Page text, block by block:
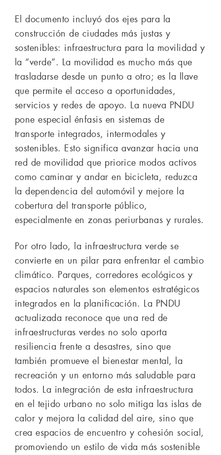
El documento incluyó dos ejes para la
construcción de ciudades más justas y
sostenibles: infraestructura para la movilidad y
la “verde”. La movilidad es mucho más que
trasladarse desde un punto a otro; es la llave
que permite el acceso a oportunidades,
servicios y redes de apoyo. La nueva PNDU
pone especial énfasis en sistemas de
transporte integrados, intermodales y
sostenibles. Esto significa avanzar hacia una
red de movilidad que priorice modos activos
como caminar y andar en bicicleta, reduzca
la dependencia del automóvil y mejore la
cobertura del transporte público,
especialmente en zonas periurbanas y rurales.
Por otro lado, la infraestructura verde se
convierte en un pilar para enfrentar el cambio
climático. Parques, corredores ecológicos y
espacios naturales son elementos estratégicos
integrados en la planificación. La PNDU
actualizada reconoce que una red de
infraestructuras verdes no solo aporta
resiliencia frente a desastres, sino que
también promueve el bienestar mental, la
recreación y un entorno más saludable para
todos. La integración de esta infraestructura
en el tejido urbano no solo mitiga las islas de
calor y mejora la calidad del aire, sino que
crea espacios de encuentro y cohesión social,
promoviendo un estilo de vida más sostenible